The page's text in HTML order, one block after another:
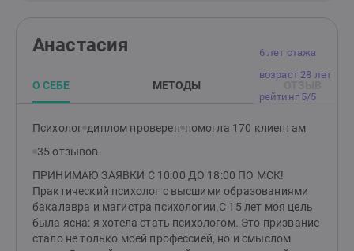
6 лет стажа
возраст 28 лет
рейтинг 5/5
Анастасия
О СЕБЕ МЕТОДЫ
Психолог диплом проверен помогла 170 клиентам
35 отзывов
ПРИНИМАЮ ЗАЯВКИ С 10:00 ДО 18:00 ПО МСК!
Практический психолог с высшими образованиями
бакалавра и магистра психологии.С 15 лет моя цель
была ясна: я хотела стать психологом. Это призвание
стало не только моей профессией, но и смыслом